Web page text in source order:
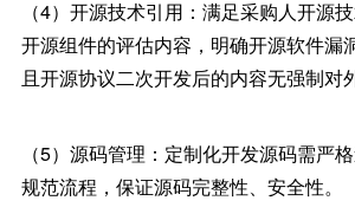
（4）开源技术引用：满足采购人开源
开源组件的评估内容，明确开源软件漏
且开源协议二次开发后的内容无强制对
（5）源码管理：定制化开发源码需严
规范流程，保证源码完整性、安全性。